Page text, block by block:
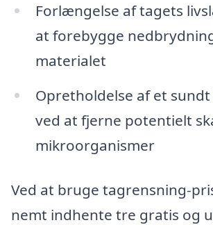
Forlængelse af tagets
at forebygge
materialet
Opretholdelse af et
ved at fjerne potentielt
mikroorganismer
Ved at bruge tagrensning-
nemt indhente tre gratis og